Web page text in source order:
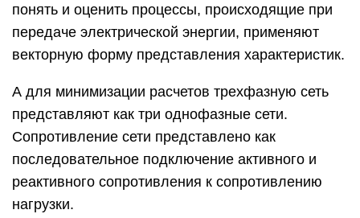
понять и оценить процессы, происходящие при
передаче электрической энергии, применяют
векторную форму представления характеристик.
А для минимизации расчетов трехфазную сеть
представляют как три однофазные сети.
Сопротивление сети представлено как
последовательное подключение активного и
реактивного сопротивления к сопротивлению
нагрузки.